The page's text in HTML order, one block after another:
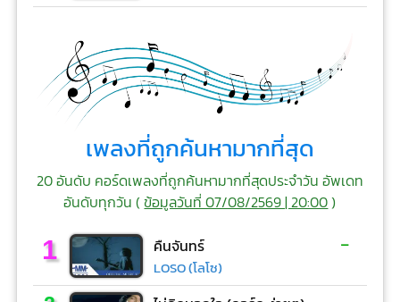
เพลงที่ถูกค้นหามากที่สุด
20 อันดับ คอร์ดเพลงที่ถูกค้นหามากที่สุดประจำวัน อัพเดท
อันดับทุกวัน (ข้อมูลวันที่ 07/08/2569 | 20:00)
1 คืนจันทร์
LOSO (โลโซ)
-